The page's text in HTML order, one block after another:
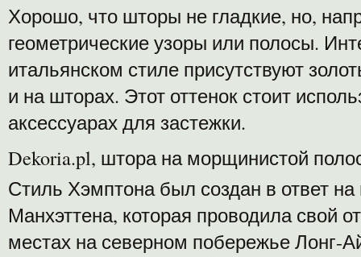
Хорошо, что шторы не гладкие, но,
геометрические узоры или полосы.
итальянском стиле присутствуют
и на шторах. Этот оттенок стоит
аксессуарах для застежки.
Dekoria.pl, штора на морщинистой
Стиль Хэмптона был создан в ответ на
Манхэттена, которая проводила свой
местах на северном побережье Лонг-